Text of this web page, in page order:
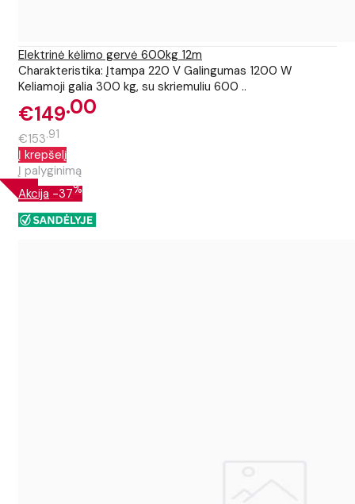
Elektrinė kėlimo gervė 600kg 12m
Charakteristika: Įtampa 220 V Galingumas 1200 W
Keliamoji galia 300 kg, su skriemuliu 600 ..
€149 00
€153 91
Į krepšelį
Į palyginimą
Akcija -37%